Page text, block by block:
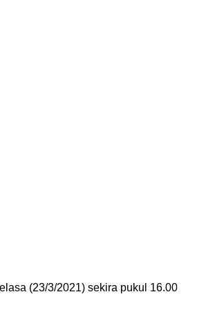
(23/3/2021) sekira pukul 16.00